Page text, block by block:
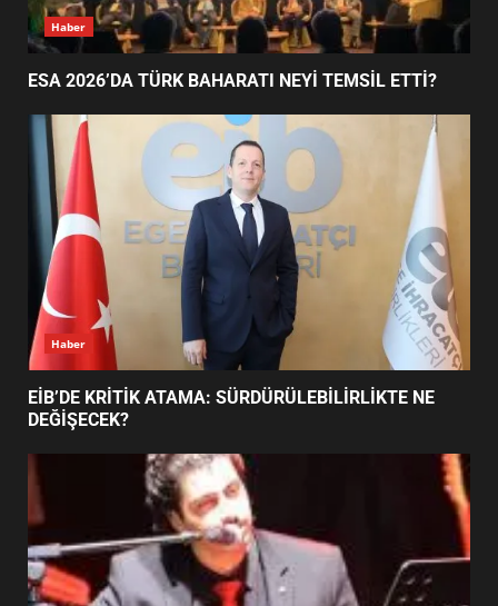
4
5
UZATILDI: NE DEĞİŞTİ?
6
BURHANİYE SATRANÇ
TURNUVASI KAYITLARI NEYİ
DEĞİŞTİRİYOR?
BURHANİYE BELEDİYESPOR’DA
YENİ YÖNETİM NASIL
Haber
ESA 2026’DA TÜRK BAHARATI NEYİ TEMSİL ETTİ?
Haber
EİB’DE KRİTİK ATAMA: SÜRDÜRÜLEBİLİRLİKTE NE
DEĞİŞECEK?